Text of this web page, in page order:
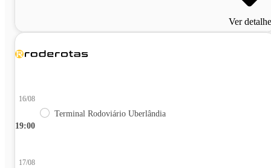
Ver
19:00
16/08
Terminal Rodoviário Uberlândia
17/08